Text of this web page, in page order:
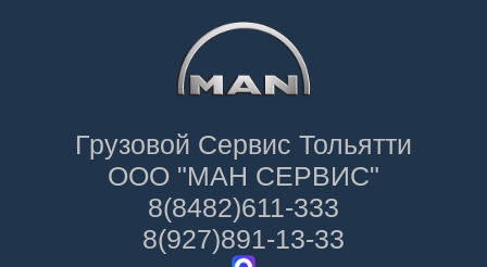
Грузовой Сервис Тольятти
ООО "МАН СЕРВИС"
8(8482)611-333
8(927)891-13-33